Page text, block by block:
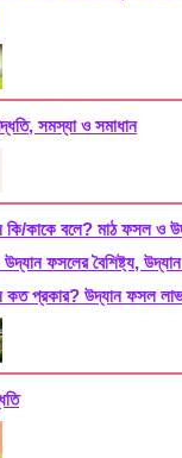
সমস্যা ও সমাধান
কাকে বলে? মাঠ ফসল ও
উদ্যান ফসলের বৈশিষ্ট্য,
কত প্রকার? উদ্যান ফসল